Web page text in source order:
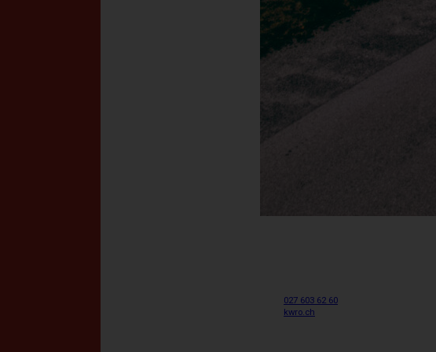
027 603 62 60
kwro.ch